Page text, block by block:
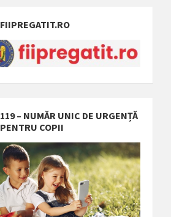
FIIPREGATIT.RO
119 – NUMĂR UNIC DE URGENȚĂ
PENTRU COPII